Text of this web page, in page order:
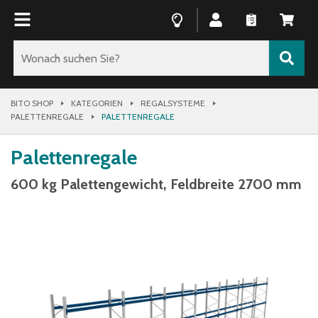
BITO SHOP KATEGORIEN
REGALSYSTEME
PALETTENREGALE
PALETTENREGALE
Palettenregale
600 kg Palettengewicht, Feldbreite 2700 mm